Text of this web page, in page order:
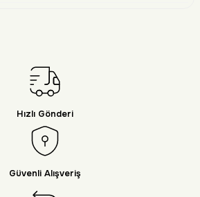
Hızlı Gönderi
Güvenli Alışveriş